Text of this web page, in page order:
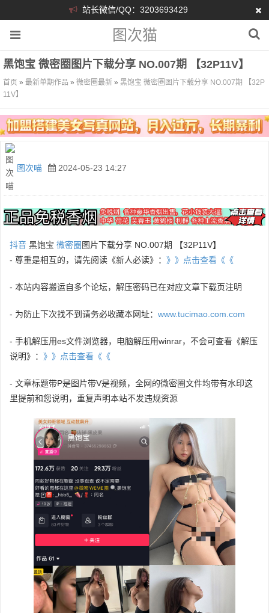
站长微信/QQ：3203693429
图次猫
黑饱宝 微密圈图片下载分享 NO.007期 【32P11V】
首页 » 最新单期作品 » 微密圈最新 » 黑饱宝 微密圈图片下载分享 NO.007期 【32P
11V】
图次喵 2024-05-23 14:27
抖音 黑饱宝 微密圈 图片下载分享 NO.007期 【32P11V】
- 尊重是相互的，请先阅读《新人必读》： 》》点击查看《《
- 本站内容搬运自多个论坛，解压密码已在对应文章下载页注明
- 为防止下次找不到请务必收藏本网址： www.tucimao.com.com
- 手机解压用es文件浏览器，电脑解压用winrar，不会可查看《解压
说明》： 》》点击查看《《
- 文章标题带P是图片带V是视频，全网的微密圈文件均带有水印这
里提前和您说明，重复声明本站不发违规资源